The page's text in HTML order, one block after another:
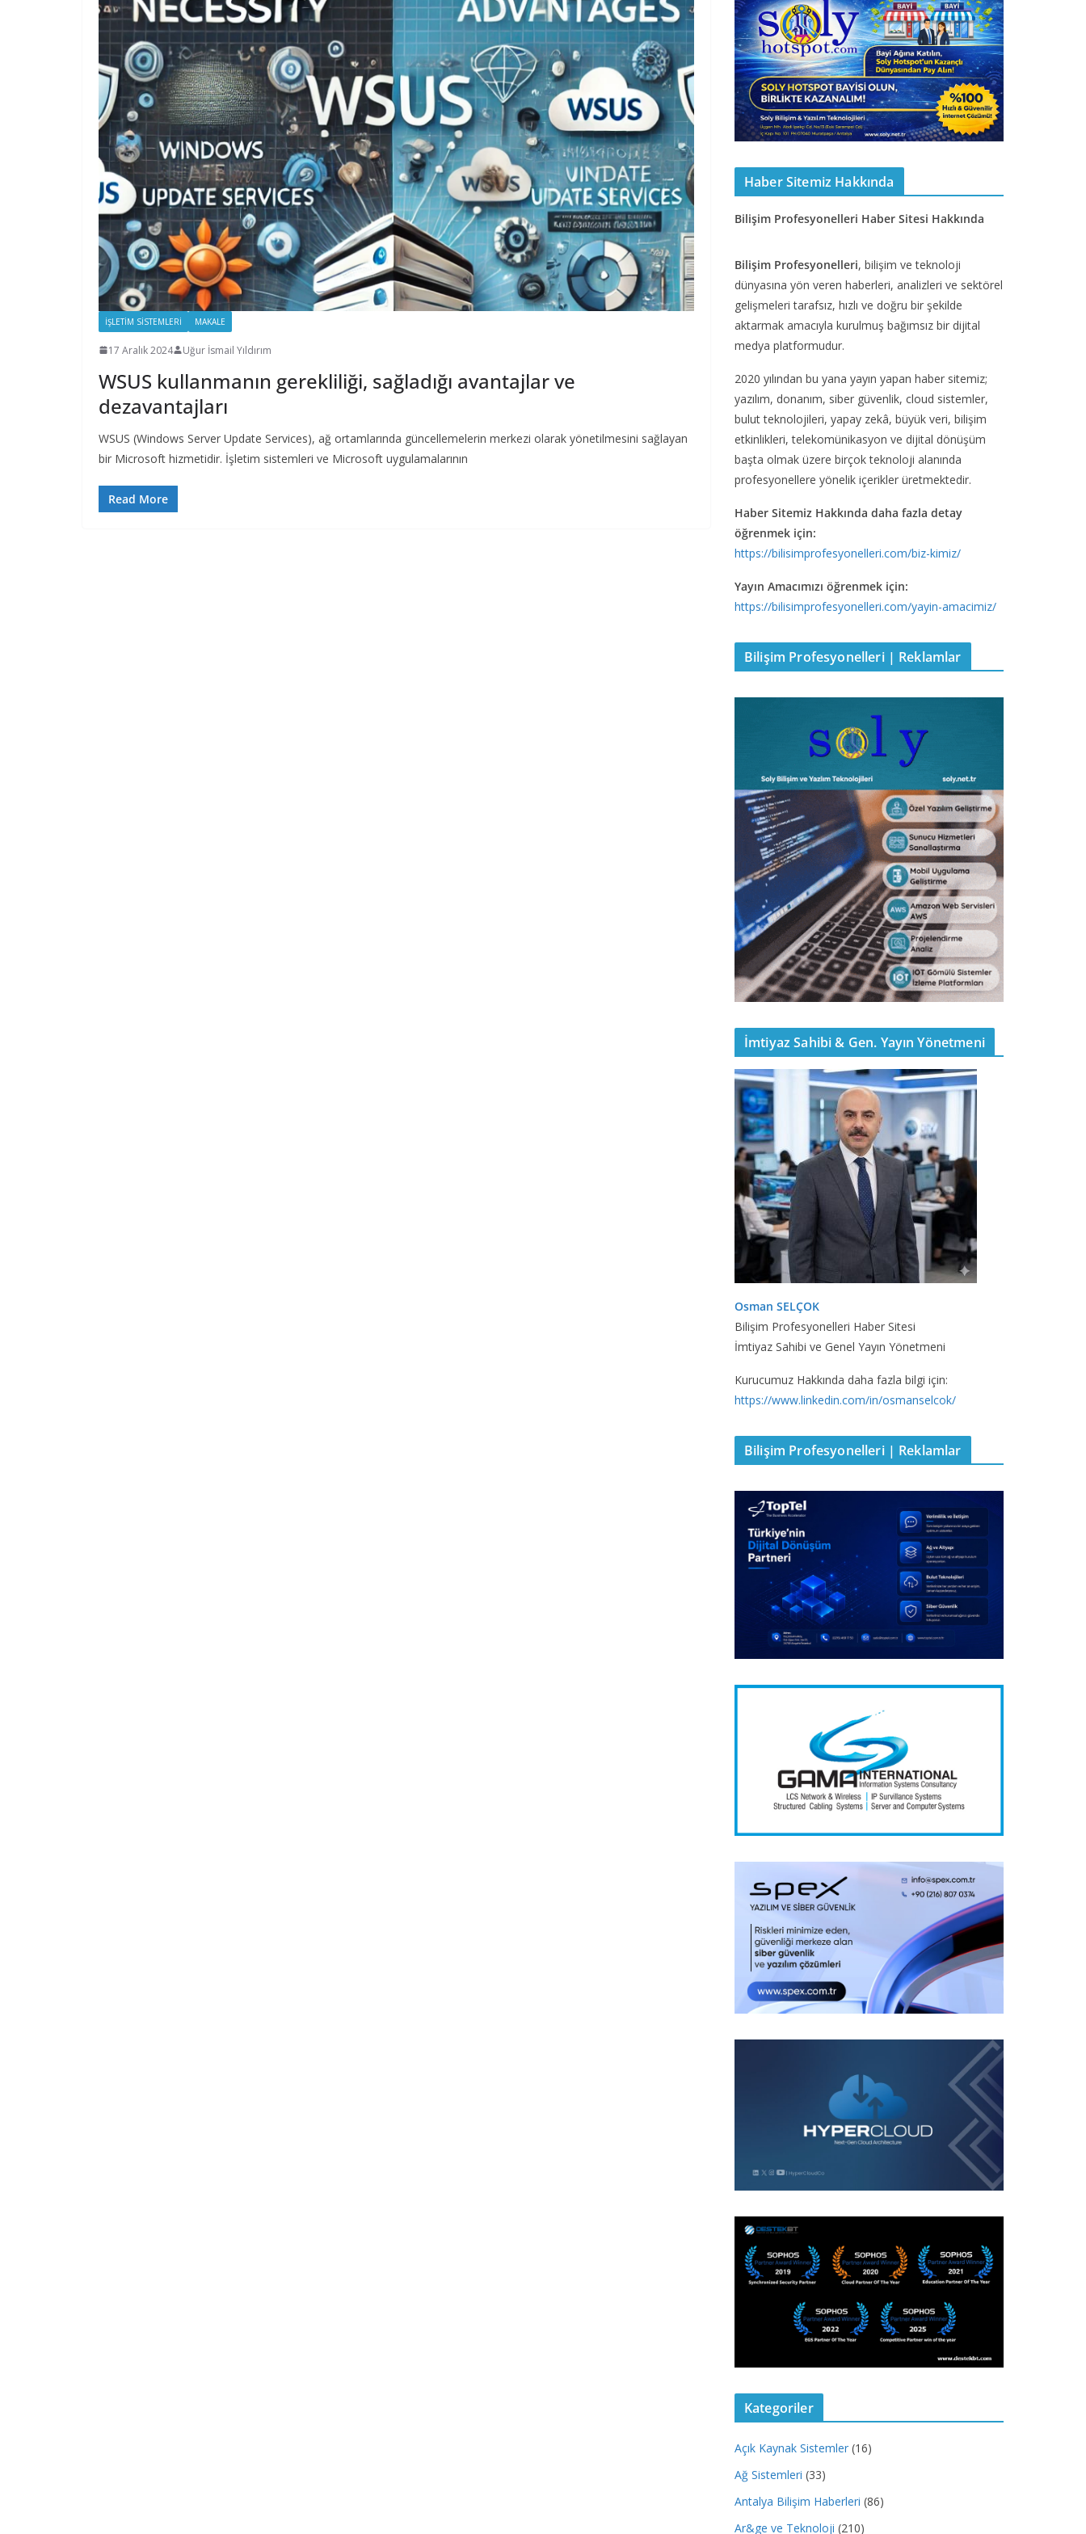
İŞLETIM SISTEMLERI MAKALE
17 Aralık 2024 Uğur İsmail Yıldırım
WSUS kullanmanın gerekliliği, sağladığı avantajlar ve
dezavantajları
WSUS (Windows Server Update Services), ağ ortamlarında güncellemelerin merkezi olarak yönetilmesini sağlayan
bir Microsoft hizmetidir. İşletim sistemleri ve Microsoft uygulamalarının
Read More
Haber Sitemiz Hakkında
Bilişim Profesyonelleri Haber Sitesi Hakkında
Bilişim Profesyonelleri, bilişim ve teknoloji
dünyasına yön veren haberleri, analizleri ve sektörel
gelişmeleri tarafsız, hızlı ve doğru bir şekilde
aktarmak amacıyla kurulmuş bağımsız bir dijital
medya platformudur.
2020 yılından bu yana yayın yapan haber sitemiz;
yazılım, donanım, siber güvenlik, cloud sistemler,
bulut teknolojileri, yapay zekâ, büyük veri, bilişim
etkinlikleri, telekomünikasyon ve dijital dönüşüm
başta olmak üzere birçok teknoloji alanında
profesyonellere yönelik içerikler üretmektedir.
Haber Sitemiz Hakkında daha fazla detay
öğrenmek için:
https://bilisimprofesyonelleri.com/biz-kimiz/
Yayın Amacımızı öğrenmek için:
https://bilisimprofesyonelleri.com/yayin-amacimiz/
Bilişim Profesyonelleri | Reklamlar
İmtiyaz Sahibi & Gen. Yayın Yönetmeni
Osman SELÇOK
Bilişim Profesyonelleri Haber Sitesi
İmtiyaz Sahibi ve Genel Yayın Yönetmeni
Kurucumuz Hakkında daha fazla bilgi için:
https://www.linkedin.com/in/osmanselcok/
Bilişim Profesyonelleri | Reklamlar
Kategoriler
Açık Kaynak Sistemler (16)
Ağ Sistemleri (33)
Antalya Bilişim Haberleri (86)
Ar&ge ve Teknoloji (210)